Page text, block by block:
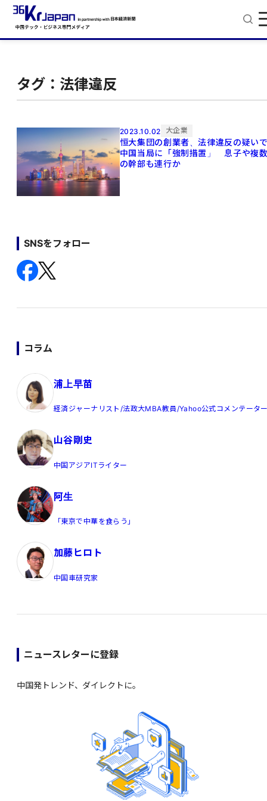
タグ：法律違反
2023.10.02 大企業
恒大集団の創業者、法律違反の疑い
中国当局に「強制措置」 息子や複
の幹部も連行か
SNSをフォロー
コラム
浦上早苗
経済ジャーナリスト/法政大MBA教員/Yahoo公式コメンテータ
山谷剛史
中国アジアITライター
阿生
「東京で中華を食らう」
加藤ヒロト
中国車研究家
ニュースレターに登録
中国発トレンド、ダイレクトに。